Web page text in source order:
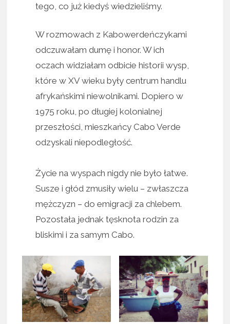
tego, co już kiedyś wiedzieliśmy.
W rozmowach z Kabowerdeńczykami
odczuwałam dumę i honor. W ich
oczach widziałam odbicie historii wysp,
które w XV wieku były centrum handlu
afrykańskimi niewolnikami. Dopiero w
1975 roku, po długiej kolonialnej
przeszłości, mieszkańcy Cabo Verde
odzyskali niepodległość.
Życie na wyspach nigdy nie było łatwe.
Susze i głód zmusiły wielu – zwłaszcza
mężczyzn – do emigracji za chlebem.
Pozostała jednak tęsknota rodzin za
bliskimi i za samym Cabo.